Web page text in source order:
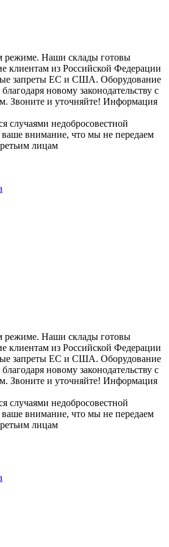
режиме. Наши склады готовы
клиентам из Российской Федерации
запреты ЕС и США. Оборудование
новому законодательству с
Звоните и уточняйте! Информация
случаями недобросовестной
внимание, что мы не передаем
лицам
режиме. Наши склады готовы
клиентам из Российской Федерации
запреты ЕС и США. Оборудование
новому законодательству с
Звоните и уточняйте! Информация
случаями недобросовестной
внимание, что мы не передаем
лицам